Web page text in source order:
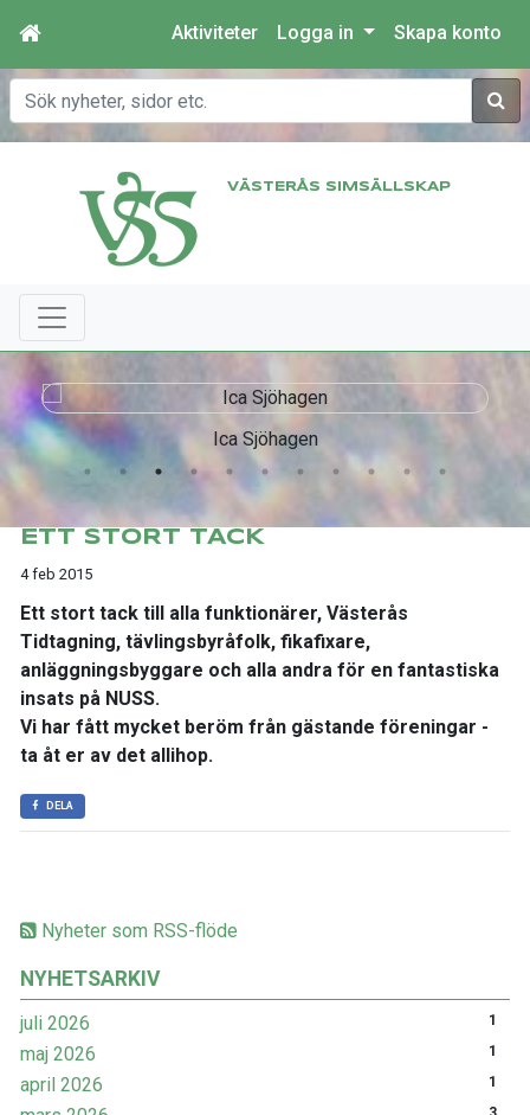
Aktiviteter Logga in Skapa konto
Sök
VÄSTERÅS SIMSÄLLSKAP
Ica Sjöhagen
Nyheter som RSS-flöde
NYHETSARKIV
juli 2026 1
maj 2026 1
april 2026 1
ETT STORT TACK
4 feb 2015
Ett stort tack till alla funktionärer, Västerås
Tidtagning, tävlingsbyråfolk, fikafixare,
anläggningsbyggare och alla andra för en fantastiska
insats på NUSS.
Vi har fått mycket beröm från gästande föreningar -
ta åt er av det allihop.
DELA